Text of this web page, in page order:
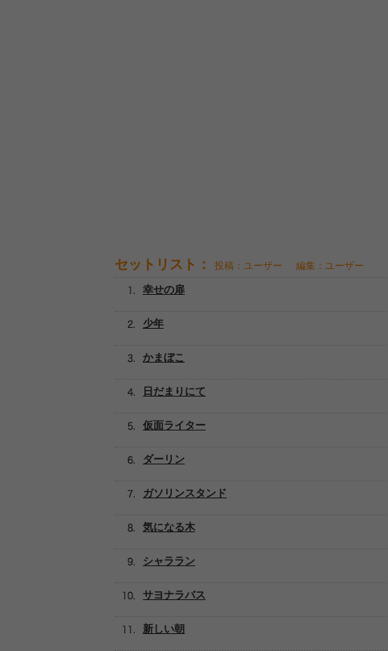
セットリスト： 投稿：ユーザー 編集：ユーザー
ダーリン
少年
ガソリンスタンド
仮面ライター
日だまりにて
幸せの扉
かまぼこ
気になる木
シャララン
サヨナラバス
新しい朝